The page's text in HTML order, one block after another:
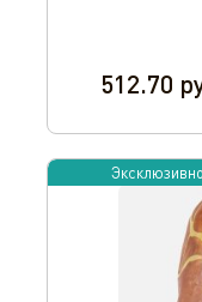
512.70
Эксклюзивно